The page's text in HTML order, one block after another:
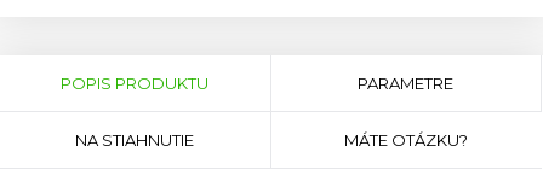
POPIS PRODUKTU
(AKTÍVNA
PARAMETRE
NA STIAHNUTIE MÁTE OTÁZKU?